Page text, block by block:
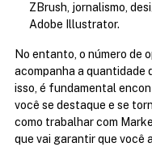
ZBrush, jornalismo,
Adobe Illustrator.
No entanto, o número de
acompanha a quantidade
isso, é fundamental
você se destaque e se
como trabalhar com
que vai garantir que você